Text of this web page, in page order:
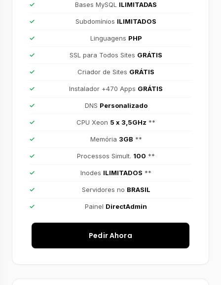
Bases MySQL ILIMITADAS
Subdomínios ILIMITADOS
Linguagens PHP
SSL para Todos Sites GRÁTIS
Criador de Sites GRÁTIS
Instalador +470 Apps GRÁTIS
DNS Personalizado
CPU Xeon 5 x 3,5GHz **
Memória 3GB **
Processos Simult. 100 **
Inodes ILIMITADOS **
Servidores no BRASIL
Painel DirectAdmin
Pedir Ahora